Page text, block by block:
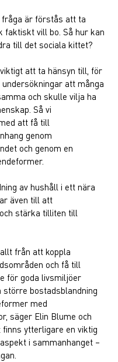
fråga är förstås att ta
faktiskt vill bo. Så hur kan
till det sociala kittet?
att ta hänsyn till, för
att många
och skulle vilja ha
Så vi
att få till
genom
och genom en
av hushåll i ett nära
även till att
stärka tilliten till
från att koppla
och få till
för goda livsmiljöer
större bostadsblandning
med
säger Elin Blume och
ytterligare en viktig
i sammanhanget –